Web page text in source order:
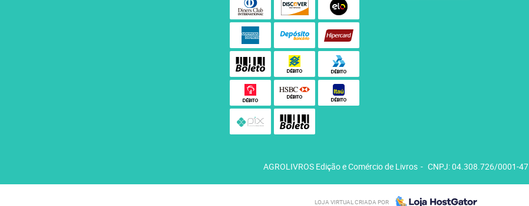
AGROLIVROS Edição e Comércio de Livros CNPJ: 04.308.726/0001-47
LOJA VIRTUAL CRIADA POR